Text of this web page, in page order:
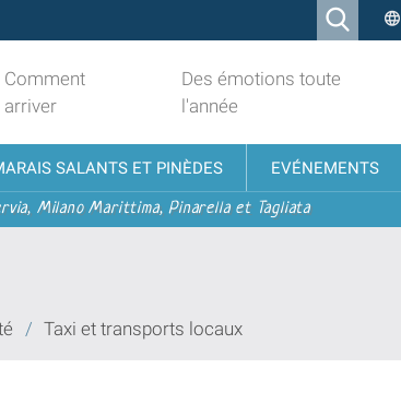
Ricerca
Search…
Comment
arriver
Des émotions toute
l'année
SALANTS ET PINÈDES EVÉNEMENTS
Milano Marittima, Pinarella et Tagliata
/ Taxi et transports locaux